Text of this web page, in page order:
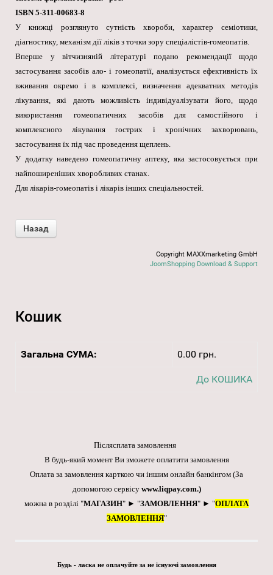
ISBN 5-311-00683-8
У книжці розглянуто сутність хвороби, характер семіотики,
діагностику, механізм дії ліків з точки зору спеціалістів-гомеопатів.
Вперше у вітчизняній літературі подано рекомендації щодо
застосування засобів ало- і гомеопатії, аналізується ефективність їх
вживання окремо і в комплексі, визначення адекватних методів
лікування, які дають можливість індивідуалізувати його, щодо
використання гомеопатичних засобів для самостійного і
комплексного лікування гострих і хронічних захворювань,
застосування їх під час проведення щеплень.
У додатку наведено гомеопатичну аптеку, яка застосовується при
найпоширеніших хворобливих станах.
Для лікарів-гомеопатів і лікарів інших спеціальностей.
Copyright MAXXmarketing GmbH
JoomShopping Download & Support
Кошик
Загальна СУМА: 0.00 грн.
До КОШИКА
Післясплата замовлення
В будь-який момент Ви зможете оплатити замовлення
Оплата за замовлення карткою чи іншим онлайн банкінгом (За
допомогою сервісу www.liqpay.com.)
можна в розділі "МАГАЗИН" ► "ЗАМОВЛЕННЯ" ► "ОПЛАТА
ЗАМОВЛЕННЯ"
Будь - ласка не оплачуйте за не існуючі замовлення